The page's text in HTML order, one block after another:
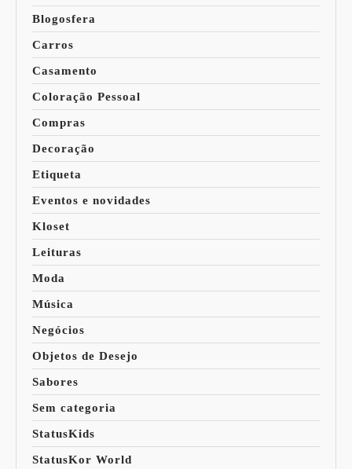
Blogosfera
Carros
Casamento
Coloração Pessoal
Compras
Decoração
Etiqueta
Eventos e novidades
Kloset
Leituras
Moda
Música
Negócios
Objetos de Desejo
Sabores
Sem categoria
StatusKids
StatusKor World